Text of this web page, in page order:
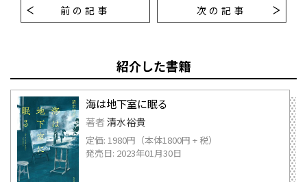
前の記事 次の記事
紹介した書籍
海は地下室に眠る
著者 清水裕貴
定価: 1980円（本体1800円 + 税）
発売日: 2023年01月30日